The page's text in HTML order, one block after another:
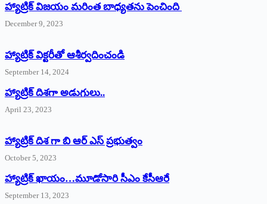
హ్యాట్రిక్ విజయం మరింత బాధ్యతను పెంచింది
December 9, 2023
హ్యాట్రిక్‌ ‌విక్టరీతో ఆశీర్వదించండి
September 14, 2024
‌హ్యాట్రిక్‌ ‌దిశగా అడుగులు..
April 23, 2023
హ్యాట్రిక్ దిశ గా బి ఆర్ ఎస్ ప్రభుత్వం
October 5, 2023
హ్యాట్రిక్‌ ‌ఖాయం…మూడోసారి సీఎం కేసీఆరే
September 13, 2023